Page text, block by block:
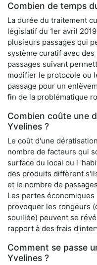
Combien de temps
La durée du traitement
législatif du 1er avril
plusieurs passages qui
système curatif avec
passages suivant
modifier le protocole ou
passage pour un
fin de la problématique
Combien coûte une
Yvelines ?
Le coût d'une
nombre de facteurs qui
surface du local ou l
des produits diffèrent
et le nombre de
Les pertes
provoquer les rongeurs
souillée) peuvent se
rapport à des frais
Comment se passe
Yvelines ?